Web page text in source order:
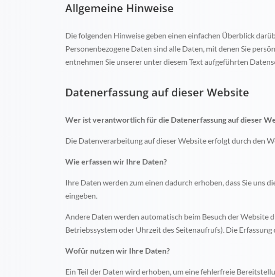
Allgemeine Hinweise
Die folgenden Hinweise geben einen einfachen Überblick
Personenbezogene Daten sind alle Daten, mit denen Sie
entnehmen Sie unserer unter diesem Text aufgeführten
Datenerfassung auf dieser Website
Wer ist verantwortlich für die Datenerfassung auf dieser
Die Datenverarbeitung auf dieser Website erfolgt durch den
Wie erfassen wir Ihre Daten?
Ihre Daten werden zum einen dadurch erhoben, dass Sie uns
eingeben.
Andere Daten werden automatisch beim Besuch der Website
Betriebssystem oder Uhrzeit des Seitenaufrufs). Die
Wofür nutzen wir Ihre Daten?
Ein Teil der Daten wird erhoben, um eine fehlerfreie